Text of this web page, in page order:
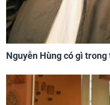
Nguyễn Hùng có gì trong